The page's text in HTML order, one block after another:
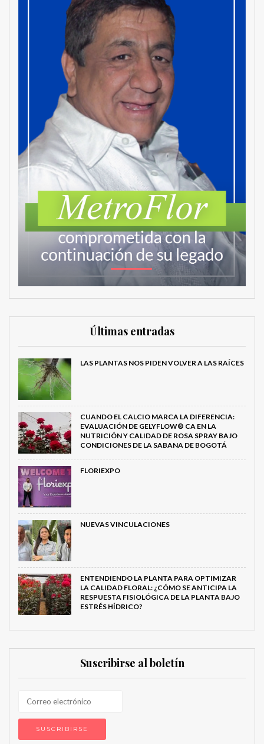
Últimas entradas
LAS PLANTAS NOS PIDEN VOLVER A LAS RAÍCES
CUANDO EL CALCIO MARCA LA DIFERENCIA:
EVALUACIÓN DE GELYFLOW® CA EN LA
NUTRICIÓN Y CALIDAD DE ROSA SPRAY BAJO
CONDICIONES DE LA SABANA DE BOGOTÁ
FLORIEXPO
NUEVAS VINCULACIONES
ENTENDIENDO LA PLANTA PARA OPTIMIZAR
LA CALIDAD FLORAL: ¿CÓMO SE ANTICIPA LA
RESPUESTA FISIOLÓGICA DE LA PLANTA BAJO
ESTRÉS HÍDRICO?
Suscribirse al boletín